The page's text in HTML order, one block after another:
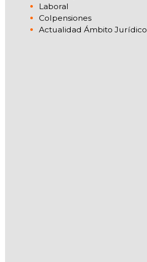
Laboral
Colpensiones
Actualidad Ámbito Jurídico